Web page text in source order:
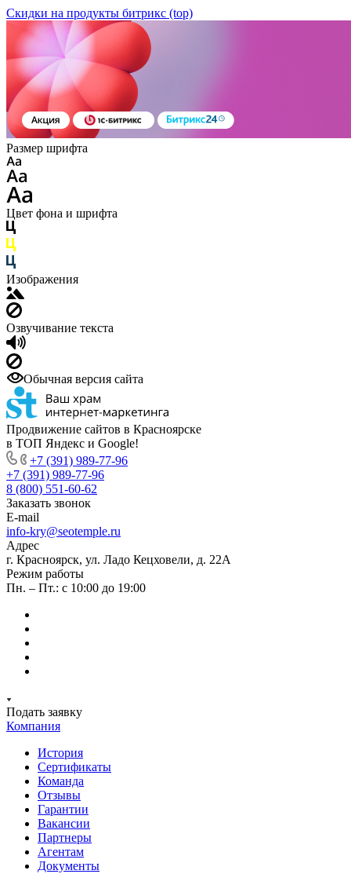
Скидки на продукты битрикс (top)
Размер шрифта
Цвет фона и шрифта
Изображения
Озвучивание текста
Обычная версия сайта
Продвижение сайтов в Красноярске
в ТОП Яндекс и Google!
+7 (391) 989-77-96
+7 (391) 989-77-96
8 (800) 551-60-62
Заказать звонок
E-mail
info-kry@seotemple.ru
Адрес
г. Красноярск, ул. Ладо Кецховели, д. 22А
Режим работы
Пн. – Пт.: с 10:00 до 19:00
Подать заявку
Компания
История
Сертификаты
Команда
Отзывы
Гарантии
Вакансии
Партнеры
Агентам
Документы